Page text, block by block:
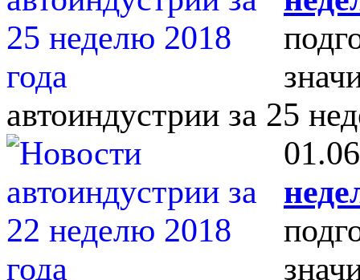
автоиндустрии за 25